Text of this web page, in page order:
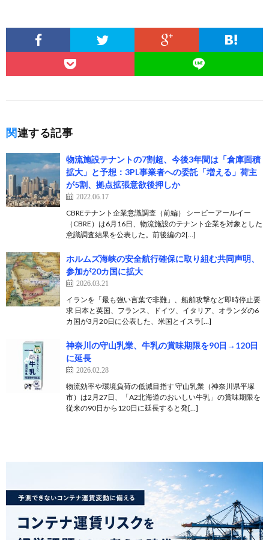
関連する記事
物流施設テナントの7割超、今後3年間は「倉庫面積
拡大」と予想：3PL事業者への委託「増える」荷主
が5割、拠点拡張意欲後押しか
2022.06.17
CBREテナント企業意識調査（前編） シービーアールイー
（CBRE）は6月16日、物流施設のテナント企業を対象とした
意識調査結果を公表した。前後編の2[…]
ホルムズ海峡の安全航行確保に取り組む共同声明、
参加が20カ国に拡大
2026.03.21
イランを「最も強い言葉で非難」、船舶攻撃など即時停止要
求 日本と英国、フランス、ドイツ、イタリア、オランダの6
カ国が3月20日に公表した、米国とイスラ[…]
神奈川の守山乳業、牛乳の賞味期限を90日→120日
に延長
2026.02.28
物流効率や環境負荷の低減目指す 守山乳業（神奈川県平塚
市）は2月27日、「A2北海道のおいしい牛乳」の賞味期限を
従来の90日から120日に延長すると発[…]